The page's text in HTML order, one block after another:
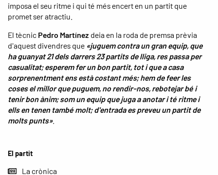
El partit
La crònica
imposa el seu ritme i qui té més encert en un partit que
promet ser atractiu.
El tècnic Pedro Martínez deia en la roda de premsa prèvia
d'aquest divendres que «juguem contra un gran equip, que
ha guanyat 21 dels darrers 23 partits de lliga, res passa per
casualitat; esperem fer un bon partit, tot i que a casa
sorprenentment ens està costant més; hem de feer les
coses el millor que puguem, no rendir-nos, rebotejar bé i
tenir bon ànim; som un equip que juga a anotar i té ritme i
ells en tenen també molt; d'entrada es preveu un partit de
molts punts».